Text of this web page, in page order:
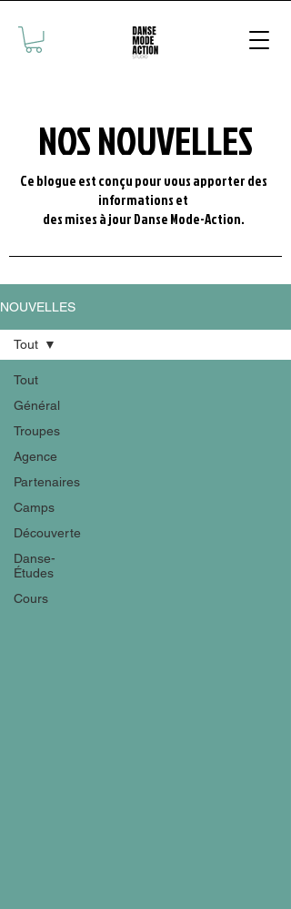
NOS NOUVELLES
Ce blogue est conçu pour vous apporter des
informations et
des mises à jour Danse Mode-Action.
NOUVELLES
Tout
Général
Troupes
Agence
Partenaires
Camps
Découverte
Danse-
Études
Cours
Tout